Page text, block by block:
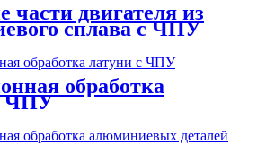
части двигателя из
сплава с ЧПУ
обработка
ЧПУ